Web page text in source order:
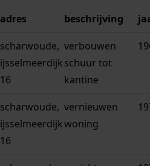
adres beschrijving
scharwoude,
ijsselmeerdijk
16
verbouwen
schuur tot
kantine
scharwoude,
ijsselmeerdijk
16
vernieuwen
woning